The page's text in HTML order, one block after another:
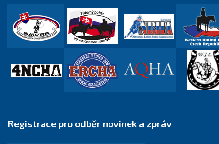
Registrace pro odběr novinek a zpráv